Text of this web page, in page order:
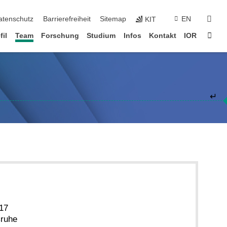
Barrierefreiheit Sitemap KIT EN
Team Forschung Studium Infos Kontakt IOR
↵